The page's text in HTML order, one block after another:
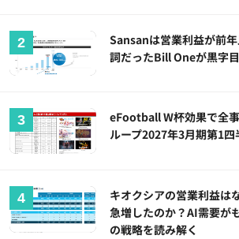
Sansanは営業利益が前
詞だったBill Oneが黒字
eFootball W杯効果で全
ループ2027年3月期第1
キオクシアの営業利益は
急増したのか？AI需要が
の戦略を読み解く